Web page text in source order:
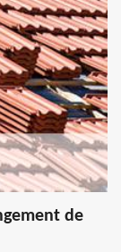
de